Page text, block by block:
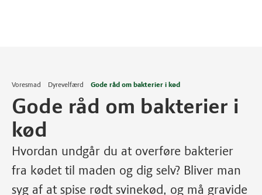
Voresmad Dyrevelfærd Gode råd om bakterier i kød
Gode råd om bakterier i
kød
Hvordan undgår du at overføre bakterier
fra kødet til maden og dig selv? Bliver man
syg af at spise rødt svinekød, og må gravide